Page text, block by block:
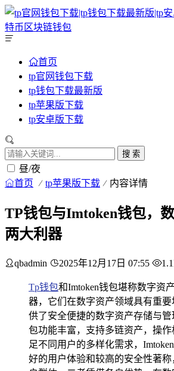
首页
tp官网钱包下载
tp钱包下载最新版
tp苹果版下载
tp安卓版下载
搜 索
昼/夜
首页 tp苹果版下载 内容详情
TP钱包与Imtoken钱包，
两大利器
qbadmin 2025年12月17日 07:55
Tp钱包和Imtoken钱包堪称数字资
器，它们在数字资产领域具有重
供了安全便捷的数字资产存储与管
包功能丰富，支持多链资产，操
足不同用户的多样化需求，
好的用户体验和较高的安全性著称